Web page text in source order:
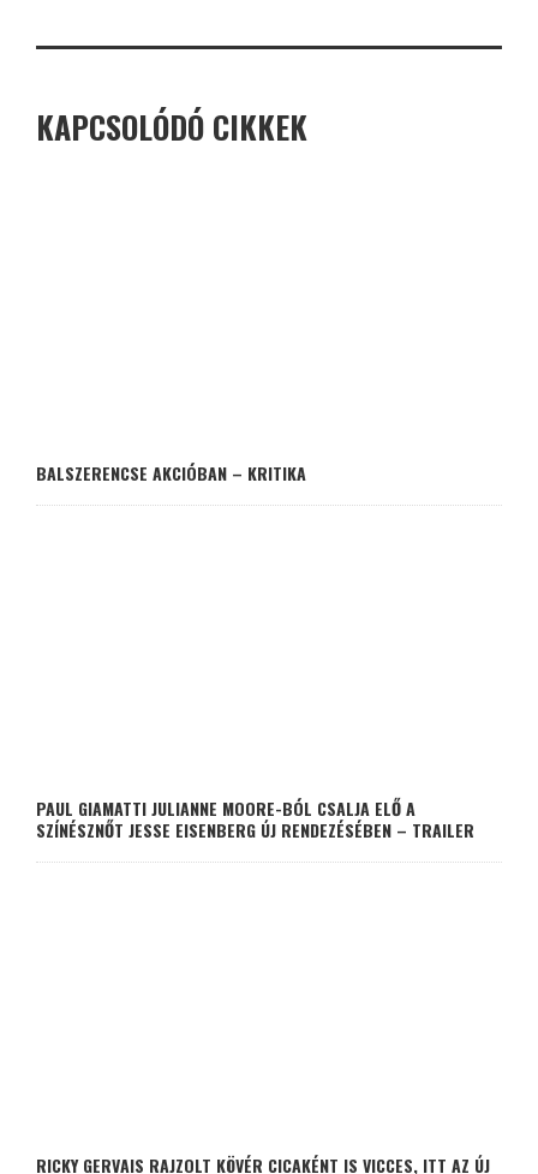
KAPCSOLÓDÓ CIKKEK
BALSZERENCSE AKCIÓBAN – KRITIKA
PAUL GIAMATTI JULIANNE MOORE-BÓL CSALJA ELŐ A
SZÍNÉSZNŐT JESSE EISENBERG ÚJ RENDEZÉSÉBEN – TRAILER
RICKY GERVAIS RAJZOLT KÖVÉR CICAKÉNT IS VICCES, ITT AZ ÚJ